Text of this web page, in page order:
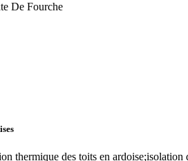
De Fourche
thermique des toits en ardoise;isolation